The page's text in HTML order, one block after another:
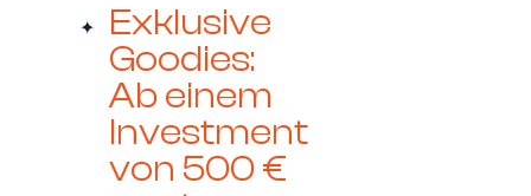
Exklusive
Goodies:
Ab einem
Investment
von 500 €